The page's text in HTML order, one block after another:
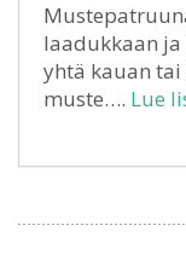
laadukkaan ja
yhtä kauan
muste…. Lue